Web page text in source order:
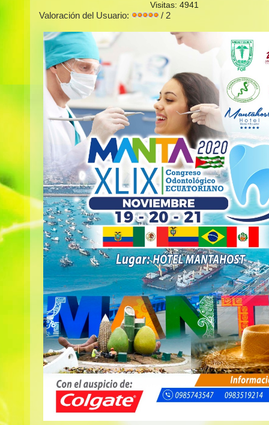
Visitas: 4941
Valoración del Usuario: / 2